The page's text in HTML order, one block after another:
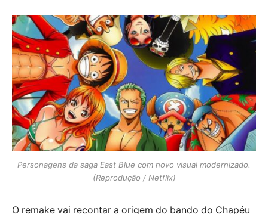
Personagens da saga East Blue com novo visual modernizado.
(Reprodução / Netflix)
O remake vai recontar a origem do bando do Chapéu